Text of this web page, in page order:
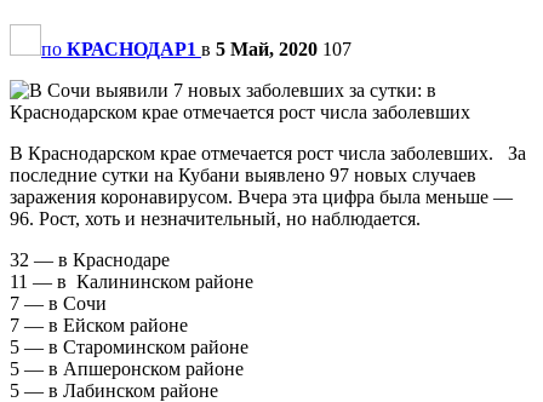
по КРАСНОДАР1 в 5 Май, 2020 107
В Краснодарском крае отмечается рост числа заболевших. За
последние сутки на Кубани выявлено 97 новых случаев
заражения коронавирусом. Вчера эта цифра была меньше —
96. Рост, хоть и незначительный, но наблюдается.
32 — в Краснодаре
11 — в Калининском районе
7 — в Сочи
7 — в Ейском районе
5 — в Староминском районе
5 — в Апшеронском районе
5 — в Лабинском районе